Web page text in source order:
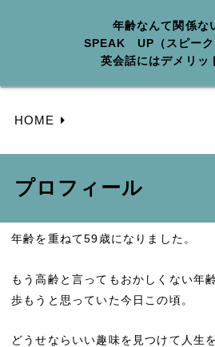
年齢なんて関係な
SPEAK UP（スピーク
英会話にはデメリッ
HOME
プロフィール
年齢を重ねて59歳になりました。
もう高齢と言ってもおかしくない年
歩もうと思っていた今日この頃。
どうせならいい趣味を見つけて人生